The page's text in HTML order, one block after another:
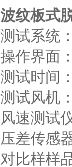
波纹板式
测试系统
操作界面
测试时间
测试风机
风速测试
压差传感
对比样样